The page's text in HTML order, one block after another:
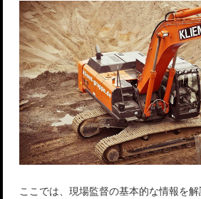
ここでは、現場監督の基本的な情報を解